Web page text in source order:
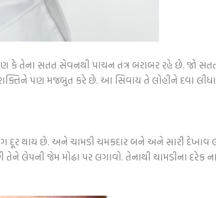
કારણ કે તેના સતત સેવનથી પાચન તંત્ર બરાબર રહે છે.
પણ મજબુત કરે છે. આ સિવાય તે લોહીને દવા
દૂર થાય છે. અને ચામડી ચમકદાર બને અને સારી
લેપની જેમ મોઢા પર લગાવો. તેનાથી ચામડીના